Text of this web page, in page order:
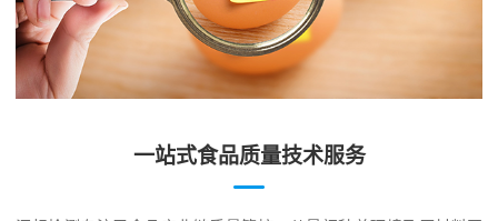
一站式食品质量技术服务